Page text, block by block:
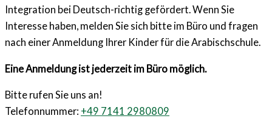
Integration bei Deutsch-richtig gefördert. Wenn Sie
Interesse haben, melden Sie sich bitte im Büro und fragen
nach einer Anmeldung Ihrer Kinder für die Arabischschule.
Eine Anmeldung ist jederzeit im Büro möglich.
Bitte rufen Sie uns an!
Telefonnummer: +49 7141 2980809